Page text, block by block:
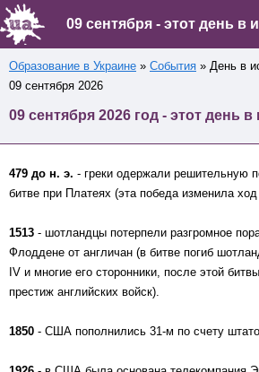
Образование в Украине » События » День в
09 сентября 2026
09 сентября 2026 год - этот день в
479 до н. э. - греки одержали решительную
битве при Платеях (эта победа изменила ход
1513 - шотландцы потерпели разгромное
Флоддене от англичан (в битве погиб
IV и многие его сторонники, после этой
престиж английских войск).
1850 - США пополнились 31-м по счету